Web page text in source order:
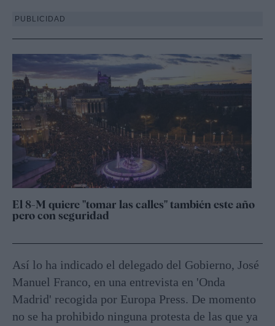
PUBLICIDAD
El 8-M quiere "tomar las calles" también este año
pero con seguridad
Así lo ha indicado el delegado del Gobierno, José
Manuel Franco, en una entrevista en 'Onda
Madrid' recogida por Europa Press. De momento
no se ha prohibido ninguna protesta de las que ya